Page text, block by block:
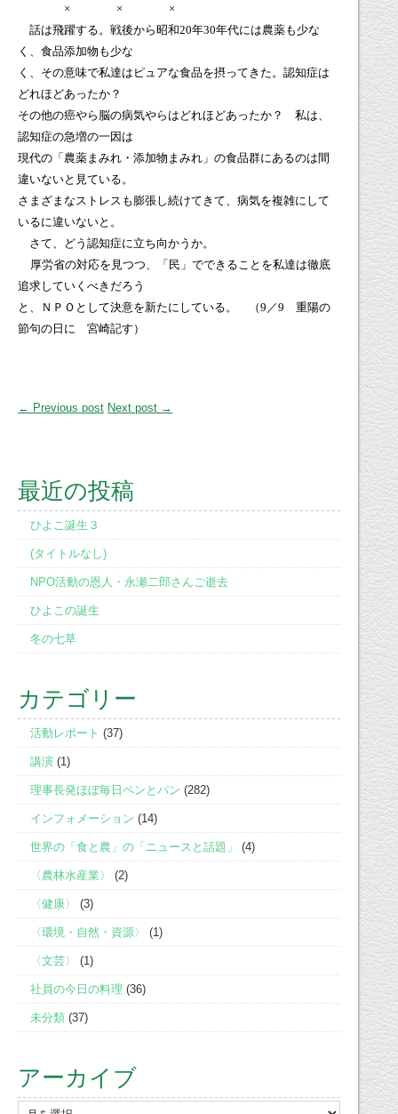
× × ×
話は飛躍する。戦後から昭和20年30年代には農薬も少な
く、食品添加物も少な
く、その意味で私達はピュアな食品を摂ってきた。認知症は
どれほどあったか？
その他の癌やら脳の病気やらはどれほどあったか？ 私は、
認知症の急増の一因は
現代の「農薬まみれ・添加物まみれ」の食品群にあるのは間
違いないと見ている。
さまざまなストレスも膨張し続けてきて、病気を複雑にして
いるに違いないと。
さて、どう認知症に立ち向かうか。
厚労省の対応を見つつ、「民」でできることを私達は徹底
追求していくべきだろう
と、ＮＰＯとして決意を新たにしている。 （9 ／9 重陽の
節句の日に 宮崎記す）
← Previous post Next post →
最近の投稿
ひよこ誕生３
(タイトルなし)
NPO活動の恩人・永瀬二郎さんご逝去
ひよこの誕生
冬の七草
カテゴリー
活動レポート (37)
講演 (1)
理事長発ほぼ毎日ペンとパン (282)
インフォメーション (14)
世界の「食と農」の「ニュースと話題」 (4)
〈農林水産業〉 (2)
〈健康〉 (3)
〈環境・自然・資源〉 (1)
〈文芸〉 (1)
社員の今日の料理 (36)
未分類 (37)
アーカイブ